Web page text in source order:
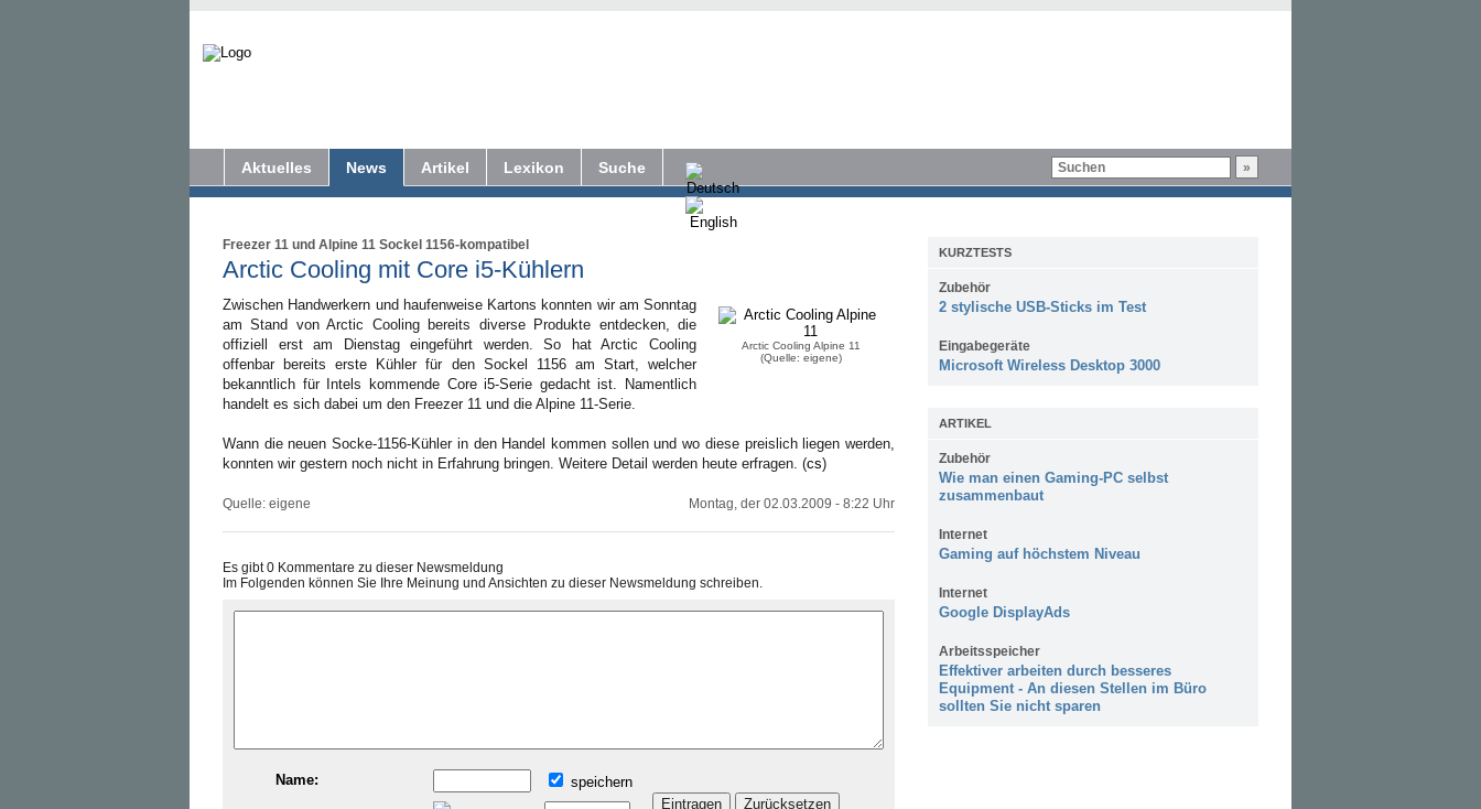
Aktuelles News Artikel Lexikon Suche
Freezer 11 und Alpine 11 Sockel 1156-kompatibel
Arctic Cooling mit Core i5-Kühlern
Arctic Cooling Alpine 11
(Quelle: eigene)
Zwischen Handwerkern und haufenweise Kartons konnten wir am Sonntag
am Stand von Arctic Cooling bereits diverse Produkte entdecken, die
offiziell erst am Dienstag eingeführt werden. So hat Arctic Cooling
offenbar bereits erste Kühler für den Sockel 1156 am Start, welcher
bekanntlich für Intels kommende Core i5-Serie gedacht ist. Namentlich
handelt es sich dabei um den Freezer 11 und die Alpine 11-Serie.
Wann die neuen Socke-1156-Kühler in den Handel kommen sollen und wo diese preislich liegen werden,
konnten wir gestern noch nicht in Erfahrung bringen. Weitere Detail werden heute erfragen. (cs)
Quelle: eigene Montag, der 02.03.2009 - 8:22 Uhr
Es gibt 0 Kommentare zu dieser Newsmeldung
Im Folgenden können Sie Ihre Meinung und Ansichten zu dieser Newsmeldung schreiben.
Name: speichern
KURZTESTS
Zubehör
2 stylische USB-Sticks im Test
Eingabegeräte
Microsoft Wireless Desktop 3000
ARTIKEL
Zubehör
Wie man einen Gaming-PC selbst
zusammenbaut
Internet
Gaming auf höchstem Niveau
Internet
Google DisplayAds
Arbeitsspeicher
Effektiver arbeiten durch besseres
Equipment - An diesen Stellen im Büro
sollten Sie nicht sparen